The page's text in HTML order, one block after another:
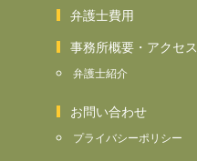
弁護士費用
事務所概要・アクセス
弁護士紹介
お問い合わせ
プライバシーポリシー